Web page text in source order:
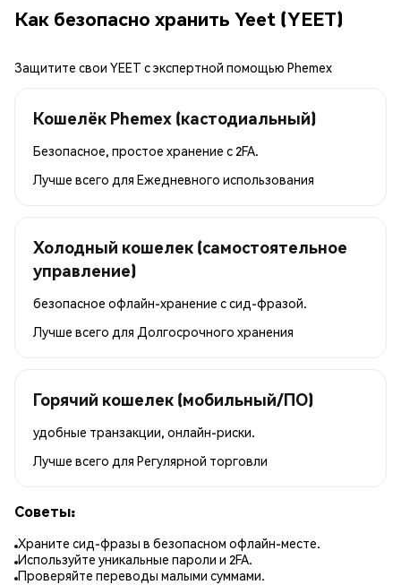
Как безопасно хранить Yeet (YEET)
Защитите свои YEET с экспертной помощью Phemex
Кошелёк Phemex (кастодиальный)
Безопасное, простое хранение с 2FA.
Лучше всего для Ежедневного использования
Холодный кошелек (самостоятельное
управление)
безопасное офлайн-хранение с сид-фразой.
Лучше всего для Долгосрочного хранения
Горячий кошелек (мобильный/ПО)
удобные транзакции, онлайн-риски.
Лучше всего для Регулярной торговли
Советы:
Храните сид-фразы в безопасном офлайн-месте.
Используйте уникальные пароли и 2FA.
Проверяйте переводы малыми суммами.